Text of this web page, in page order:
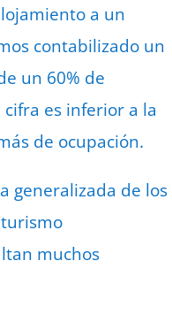
a un
contabilizado un
un 60% de
cifra es inferior a la
de ocupación.
generalizada de los
muchos